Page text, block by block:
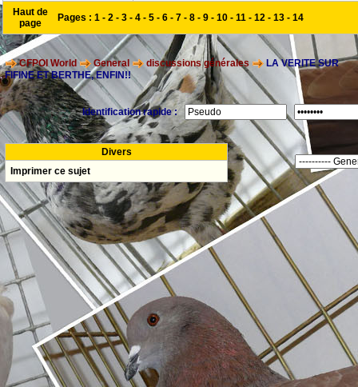
Haut de
page
Pages : 1 - 2 - 3 - 4 - 5 - 6 - 7 - 8 - 9 - 10 - 11 - 12 - 13 - 14
CFPOI World General discussions générales
LA VERITE SUR
FIFINE ET BERTHE, ENFIN!!
Identification rapide :
Divers
Imprimer ce sujet